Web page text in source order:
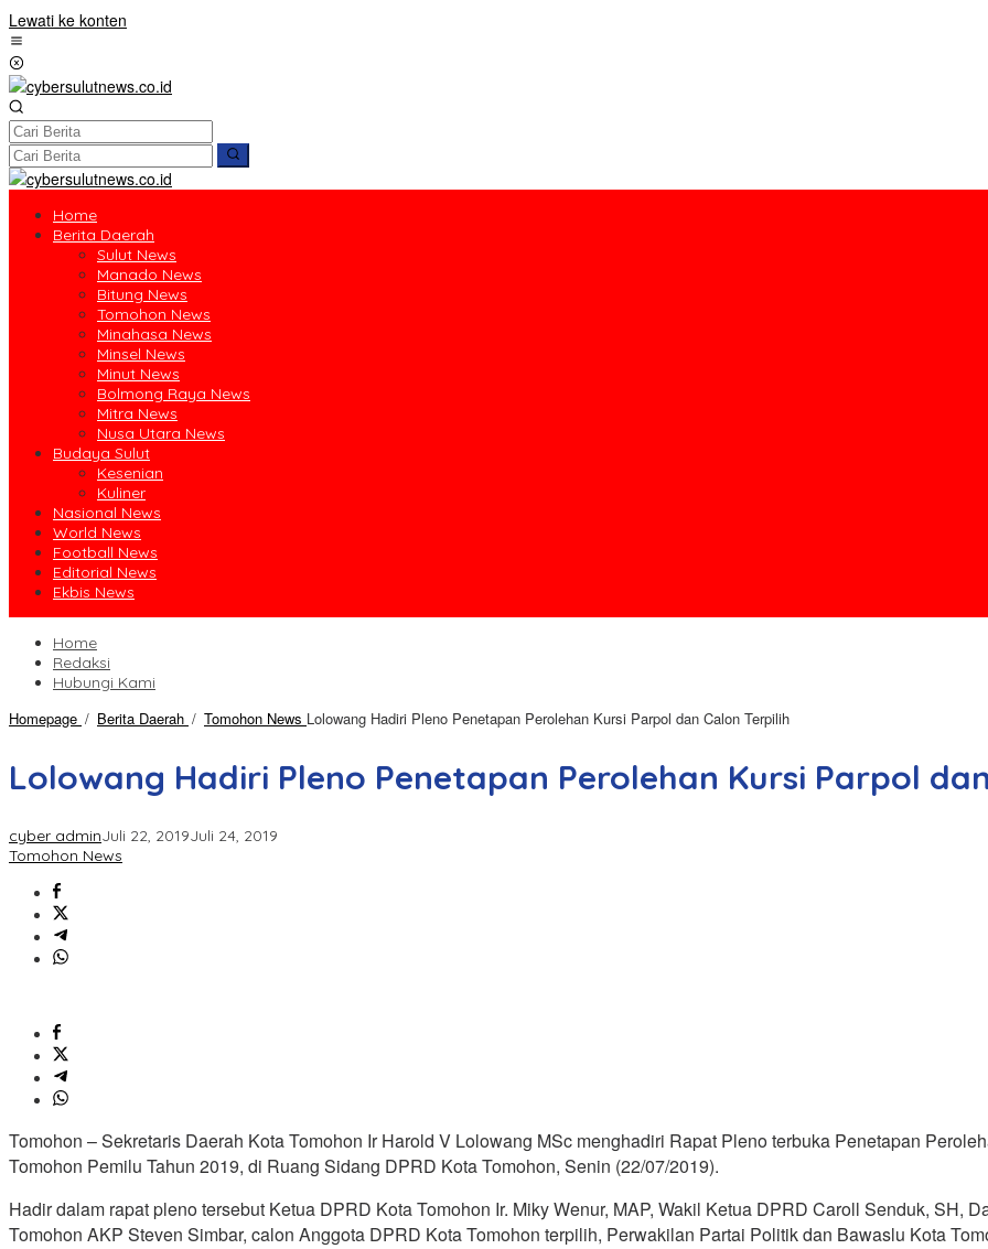
Lewati ke konten
Home
Berita Daerah
Sulut News
Manado News
Bitung News
Tomohon News
Minahasa News
Minsel News
Minut News
Bolmong Raya News
Mitra News
Nusa Utara News
Budaya Sulut
Kesenian
Kuliner
Nasional News
World News
Football News
Editorial News
Ekbis News
Home
Redaksi
Hubungi Kami
Homepage / Berita Daerah / Tomohon News Lolowang Hadiri Pleno Penetapan Perolehan Kursi Parpol dan Calon Terpilih
Lolowang Hadiri Pleno Penetapan Perolehan Kursi Parpol
cyber adminJuli 22, 2019Juli 24, 2019
Tomohon News
Tomohon – Sekretaris Daerah Kota Tomohon Ir Harold V Lolowang MSc menghadiri Rapat Pleno terbuka Penetapan
Tomohon Pemilu Tahun 2019, di Ruang Sidang DPRD Kota Tomohon, Senin (22/07/2019).
Hadir dalam rapat pleno tersebut Ketua DPRD Kota Tomohon Ir. Miky Wenur, MAP, Wakil Ketua DPRD Caroll Senduk, SH,
Tomohon AKP Steven Simbar, calon Anggota DPRD Kota Tomohon terpilih, Perwakilan Partai Politik dan Bawaslu Kota